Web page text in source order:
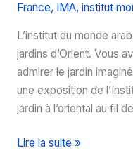
France, IMA, institut
L’institut du monde
jardins d’Orient. Vous
admirer le jardin
une exposition de
jardin à l’oriental au fil
IMA
Lire la suite »